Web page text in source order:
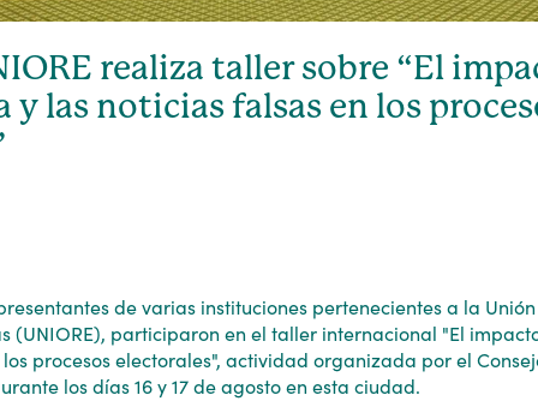
realiza taller sobre “El
y las noticias falsas en los
de varias instituciones pertenecientes a la
(UNIORE), participaron en el taller internacional "El
procesos electorales", actividad organizada por el
los días 16 y 17 de agosto en esta ciudad.